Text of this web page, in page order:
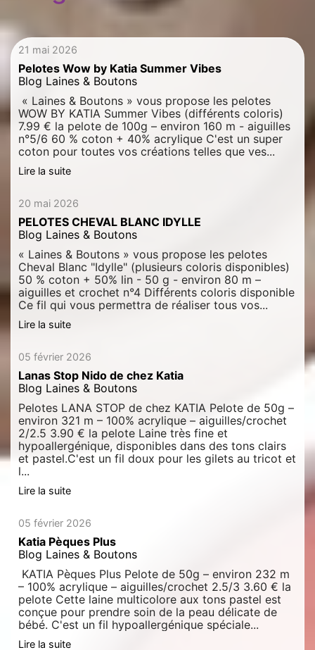
21 mai 2026
Pelotes Wow by Katia Summer Vibes
Blog Laines & Boutons
« Laines & Boutons » vous propose les pelotes
WOW BY KATIA Summer Vibes (différents coloris)
7.99 € la pelote de 100g – environ 160 m - aiguilles
n°5/6 60 % coton + 40% acrylique C'est un super
coton pour toutes vos créations telles que ves...
Lire la suite
20 mai 2026
PELOTES CHEVAL BLANC IDYLLE
Blog Laines & Boutons
« Laines & Boutons » vous propose les pelotes
Cheval Blanc "Idylle" (plusieurs coloris disponibles)
50 % coton + 50% lin - 50 g - environ 80 m –
aiguilles et crochet n°4 Différents coloris disponible
Ce fil qui vous permettra de réaliser tous vos...
Lire la suite
05 février 2026
Lanas Stop Nido de chez Katia
Blog Laines & Boutons
Pelotes LANA STOP de chez KATIA Pelote de 50g –
environ 321 m – 100% acrylique – aiguilles/crochet
2/2.5 3.90 € la pelote Laine très fine et
hypoallergénique, disponibles dans des tons clairs
et pastel.C'est un fil doux pour les gilets au tricot et
l...
Lire la suite
05 février 2026
Katia Pèques Plus
Blog Laines & Boutons
KATIA Pèques Plus Pelote de 50g – environ 232 m
– 100% acrylique – aiguilles/crochet 2.5/3 3.60 € la
pelote Cette laine multicolore aux tons pastel est
conçue pour prendre soin de la peau délicate de
bébé. C'est un fil hypoallergénique spéciale...
Lire la suite